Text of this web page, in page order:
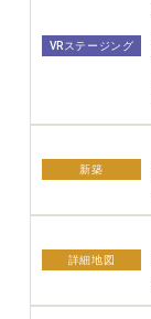
VRステージング
新築
詳細地図